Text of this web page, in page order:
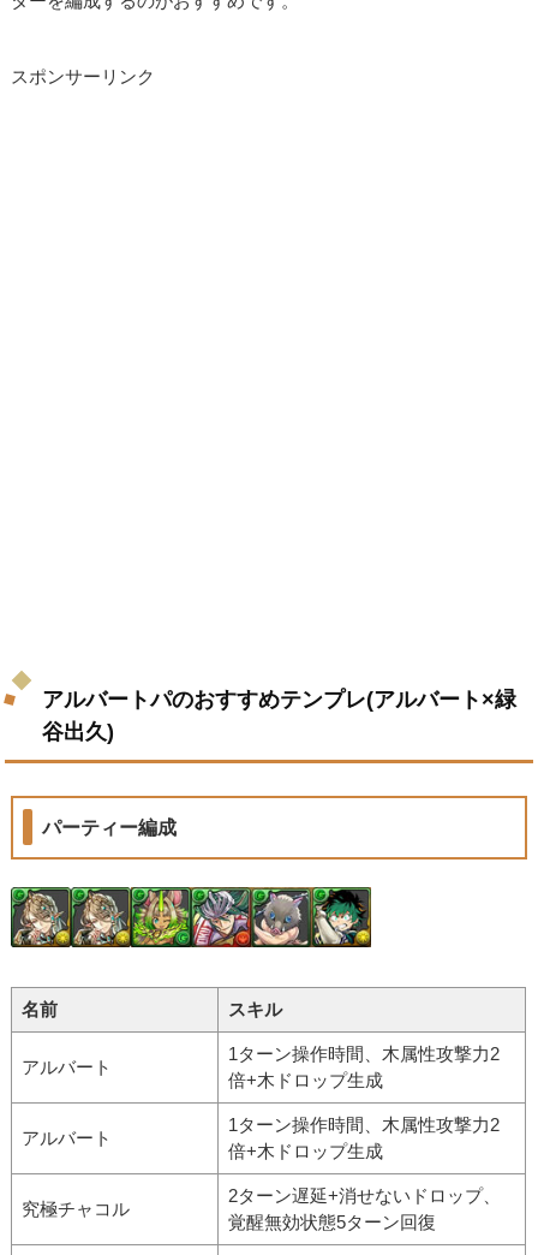
スポンサーリンク
アルバートパのおすすめテンプレ(アルバート×緑
谷出久)
パーティー編成
名前 スキル
アルバート
1ターン操作時間、木属性攻撃力2
倍+木ドロップ生成
アルバート
1ターン操作時間、木属性攻撃力2
倍+木ドロップ生成
究極チャコル
2ターン遅延+消せないドロップ、
覚醒無効状態5ターン回復